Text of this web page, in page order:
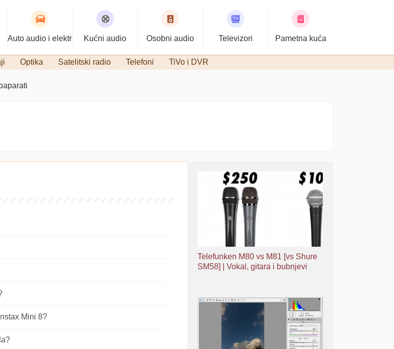
Auto audio i elektronikaKućni audio Osobni audio Televizori Pametna kuća
Optika Satelitski radio Telefoni TiVo i DVR
Mini 8?
Telefunken M80 vs M81 [vs Shure
SM58] | Vokal, gitara i bubnjevi